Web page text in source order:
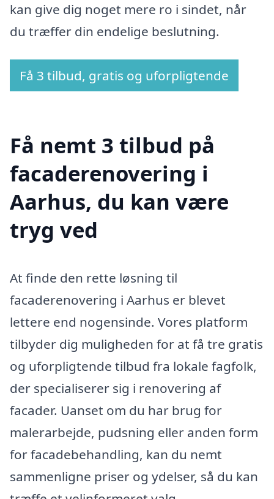
kan give dig noget mere ro i sindet, når
du træffer din endelige beslutning.
Få 3 tilbud, gratis og uforpligtende
Få nemt 3 tilbud på
facaderenovering i
Aarhus, du kan være
tryg ved
At finde den rette løsning til
facaderenovering i Aarhus er blevet
lettere end nogensinde. Vores platform
tilbyder dig muligheden for at få tre gratis
og uforpligtende tilbud fra lokale fagfolk,
der specialiserer sig i renovering af
facader. Uanset om du har brug for
malerarbejde, pudsning eller anden form
for facadebehandling, kan du nemt
sammenligne priser og ydelser, så du kan